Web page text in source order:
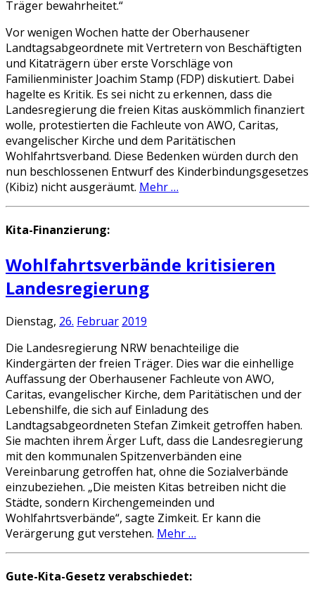
Träger bewahrheitet.“
Vor wenigen Wochen hatte der Oberhausener
Landtagsabgeordnete mit Vertretern von Beschäftigten
und Kitaträgern über erste Vorschläge von
Familienminister Joachim Stamp (FDP) diskutiert. Dabei
hagelte es Kritik. Es sei nicht zu erkennen, dass die
Landesregierung die freien Kitas auskömmlich finanziert
wolle, protestierten die Fachleute von AWO, Caritas,
evangelischer Kirche und dem Paritätischen
Wohlfahrtsverband. Diese Bedenken würden durch den
nun beschlossenen Entwurf des Kinderbindungsgesetzes
(Kibiz) nicht ausgeräumt. Mehr …
Kita-Finanzierung:
Wohlfahrtsverbände kritisieren
Landesregierung
Dienstag, 26. Februar 2019
Die Landesregierung NRW benachteilige die
Kindergärten der freien Träger. Dies war die einhellige
Auffassung der Oberhausener Fachleute von AWO,
Caritas, evangelischer Kirche, dem Paritätischen und der
Lebenshilfe, die sich auf Einladung des
Landtagsabgeordneten Stefan Zimkeit getroffen haben.
Sie machten ihrem Ärger Luft, dass die Landesregierung
mit den kommunalen Spitzenverbänden eine
Vereinbarung getroffen hat, ohne die Sozialverbände
einzubeziehen. „Die meisten Kitas betreiben nicht die
Städte, sondern Kirchengemeinden und
Wohlfahrtsverbände“, sagte Zimkeit. Er kann die
Verärgerung gut verstehen. Mehr …
Gute-Kita-Gesetz verabschiedet: